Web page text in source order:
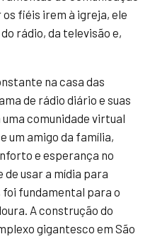
fiéis irem à igreja, ele
rádio, da televisão e,
na casa das
de rádio diário e suas
comunidade virtual
um amigo da família,
e esperança no
de usar a mídia para
fundamental para o
A construção do
gigantesco em São